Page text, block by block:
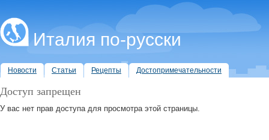
Италия по-русски
Новости Статьи Рецепты Достопримечательности
Доступ запрещен
У вас нет прав доступа для просмотра этой страницы.